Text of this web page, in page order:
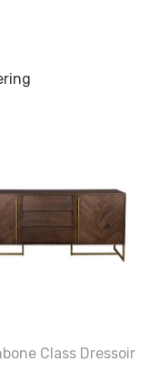
Class Dressoir